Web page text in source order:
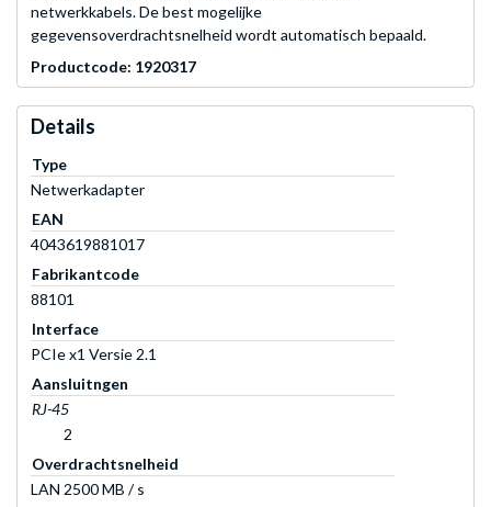
netwerkkabels. De best mogelijke
gegevensoverdrachtsnelheid wordt automatisch bepaald.
Productcode: 1920317
Details
Type
Netwerkadapter
EAN
4043619881017
Fabrikantcode
88101
Interface
PCIe x1 Versie 2.1
Aansluitngen
RJ-45
2
Overdrachtsnelheid
LAN 2500 MB / s